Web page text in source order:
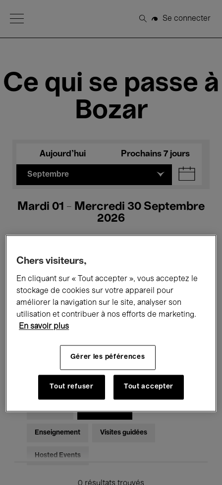
Open Menu
Rechercher
Se connecter
Ce qui se passe à
Bozar
Aujourd'hui Prochains 7 jours
Septembre
Mardi 01 - Mercredi 30 Septembre
2026
Tous les événements Concerts
Expositions Films Performances
Rencontres & Débats
Musique classique Global Music
Musique électronique
Pour tous Kids’ Palace
Enseignement Visites guidées
Hosted Events
0 résultats trouvés
Chers visiteurs,
En cliquant sur « Tout accepter », vous acceptez le
stockage de cookies sur votre appareil pour
améliorer la navigation sur le site, analyser son
utilisation et contribuer à nos efforts de marketing.
En savoir plus
Gérer les péférences
Tout refuser Tout accepter